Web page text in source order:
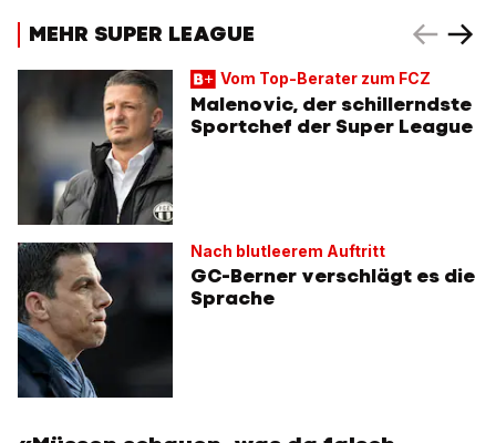
MEHR SUPER LEAGUE
Vom Top-Berater zum FCZ
Malenovic, der schillerndste
Sportchef der Super League
Nach blutleerem Auftritt
GC-Berner verschlägt es die
Sprache